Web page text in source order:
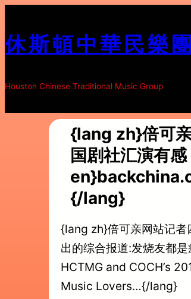
至
内
休斯頓中華民樂團
Houston Chinese Traditional Music Group
{lang zh}倍可
国剧社汇演有
{/lang}
{lang zh}倍可亲网站记者
出的综合报道:发烧友都
HCTMG and COCH’s
Music Lovers…{/lang}